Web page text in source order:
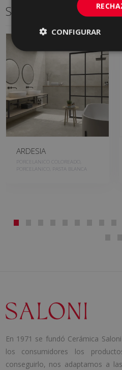
Series relacionadas
ARDESIA
PORCELANICO COLOREADO,
PORCELANICO, PASTA BLANCA
En 1971 se fundó Cerámica
los consumidores los
conseguirlo, nos adaptamos a
CONFIGURAR